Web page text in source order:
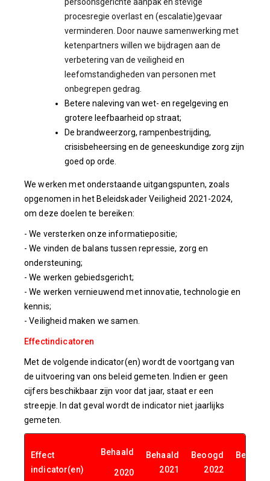
procesregie overlast en (escalatie)gevaar
verminderen. Door nauwe samenwerking met
ketenpartners willen we bijdragen aan de
verbetering van de veiligheid en
leefomstandigheden van personen met
onbegrepen gedrag.
Betere naleving van wet- en regelgeving en
grotere leefbaarheid op straat;
De brandweerzorg, rampenbestrijding,
crisisbeheersing en de geneeskundige zorg zijn
goed op orde.
We werken met onderstaande uitgangspunten, zoals
opgenomen in het Beleidskader Veiligheid 2021-2024,
om deze doelen te bereiken:
- We versterken onze informatiepositie;
- We vinden de balans tussen repressie, zorg en
ondersteuning;
- We werken gebiedsgericht;
- We werken vernieuwend met innovatie, technologie en
kennis;
- Veiligheid maken we samen.
Effectindicatoren
Met de volgende indicator(en) wordt de voortgang van
de uitvoering van ons beleid gemeten. Indien er geen
cijfers beschikbaar zijn voor dat jaar, staat er een
streepje. In dat geval wordt de indicator niet jaarlijks
gemeten.
Effect
indicator(en)
Behaald
2020
Behaald
2021
Beoogd
2022
Beoogd